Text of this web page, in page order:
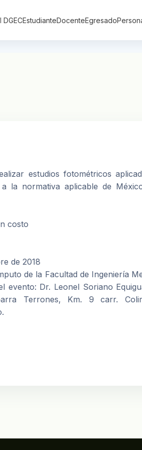
DGECEstudianteDocenteEgresado
estudios fotométricos
la normativa aplicable de
costo
de 2018
de la Facultad de Ingeniería
evento: Dr. Leonel Soriano
Terrones, Km. 9 carr.